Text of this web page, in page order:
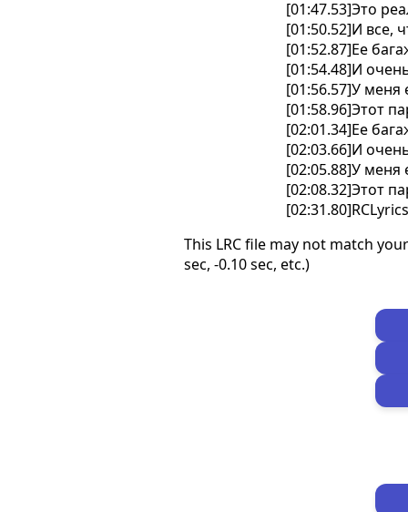
[01:47.53]Это
[01:50.52]И все,
[01:52.87]Ее
[01:54.48]И
[01:56.57]У меня
[01:58.96]Этот
[02:01.34]Ее
[02:03.66]И
[02:05.88]У меня
[02:08.32]Этот
This LRC file may not match
sec, -0.10 sec, etc.)